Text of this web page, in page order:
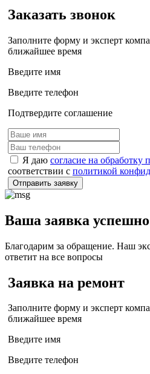
Заказать звонок
Заполните форму и эксперт
ближайшее время
Введите имя
Введите телефон
Подтвердите соглашение
Я даю согласие на
соответствии с политикой
Отправить заявку
Ваша заявка
Благодарим за обращение. Наш
ответит на все вопросы
Заявка на ремонт
Заполните форму и эксперт
ближайшее время
Введите имя
Введите телефон